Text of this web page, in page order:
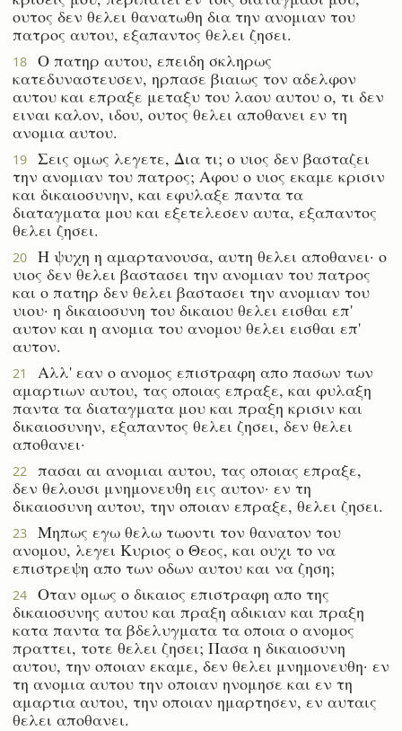
ουτος δεν θελει θανατωθη δια την ανομιαν του
πατρος αυτου, εξαπαντος θελει ζησει.
18
Ο πατηρ αυτου, επειδη σκληρως
κατεδυναστευσεν, ηρπασε βιαιως τον αδελφον
αυτου και επραξε μεταξυ του λαου αυτου ο, τι δεν
ειναι καλον, ιδου, ουτος θελει αποθανει εν τη
ανομια αυτου.
19
Σεις ομως λεγετε, Δια τι; ο υιος δεν βασταζει
την ανομιαν του πατρος; Αφου ο υιος εκαμε κρισιν
και δικαιοσυνην, και εφυλαξε παντα τα
διαταγματα μου και εξετελεσεν αυτα, εξαπαντος
θελει ζησει.
20
Η ψυχη η αμαρτανουσα, αυτη θελει αποθανει· ο
υιος δεν θελει βαστασει την ανομιαν του πατρος
και ο πατηρ δεν θελει βαστασει την ανομιαν του
υιου· η δικαιοσυνη του δικαιου θελει εισθαι επ'
αυτον και η ανομια του ανομου θελει εισθαι επ'
αυτον.
21
Αλλ' εαν ο ανομος επιστραφη απο πασων των
αμαρτιων αυτου, τας οποιας επραξε, και φυλαξη
παντα τα διαταγματα μου και πραξη κρισιν και
δικαιοσυνην, εξαπαντος θελει ζησει, δεν θελει
αποθανει·
22
πασαι αι ανομιαι αυτου, τας οποιας επραξε,
δεν θελουσι μνημονευθη εις αυτον· εν τη
δικαιοσυνη αυτου, την οποιαν επραξε, θελει ζησει.
23
Μηπως εγω θελω τωοντι τον θανατον του
ανομου, λεγει Κυριος ο Θεος, και ουχι το να
επιστρεψη απο των οδων αυτου και να ζηση;
24
Οταν ομως ο δικαιος επιστραφη απο της
δικαιοσυνης αυτου και πραξη αδικιαν και πραξη
κατα παντα τα βδελυγματα τα οποια ο ανομος
πραττει, τοτε θελει ζησει; Πασα η δικαιοσυνη
αυτου, την οποιαν εκαμε, δεν θελει μνημονευθη· εν
τη ανομια αυτου την οποιαν ηνομησε και εν τη
αμαρτια αυτου, την οποιαν ημαρτησεν, εν αυταις
θελει αποθανει.